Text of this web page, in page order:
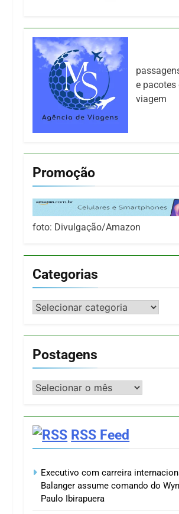
e pacotes
viagem
Promoção
foto: Divulgação/Amazon
Categorias
Categorias
Postagens
Postagens
RSS Feed
Executivo com carreira
Balanger assume comando do
Paulo Ibirapuera